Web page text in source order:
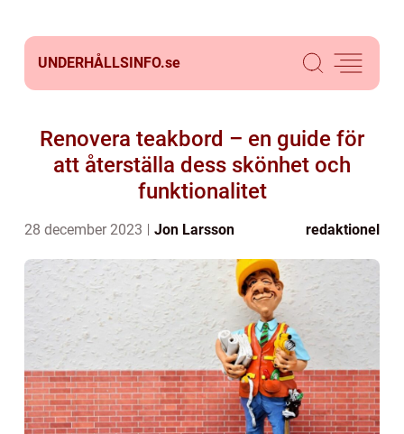
UNDERHÅLLSINFO.se
Renovera teakbord – en guide för
att återställa dess skönhet och
funktionalitet
28 december 2023 Jon Larsson redaktionel